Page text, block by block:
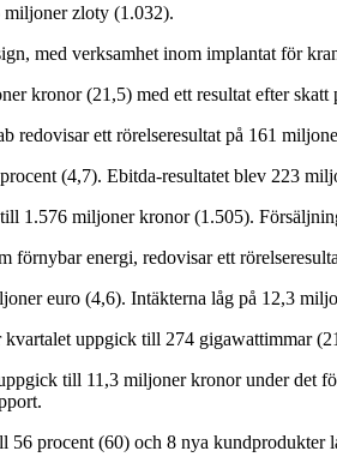
miljoner zloty (1.032).
med verksamhet inom implantat för
kronor (21,5) med ett resultat efter
redovisar ett rörelseresultat på 161
(4,7). Ebitda-resultatet blev 223
1.576 miljoner kronor (1.505).
förnybar energi, redovisar ett
euro (4,6). Intäkterna låg på 12,3
uppgick till 274 gigawattimmar
till 11,3 miljoner kronor under det
56 procent (60) och 8 nya kundprodukter